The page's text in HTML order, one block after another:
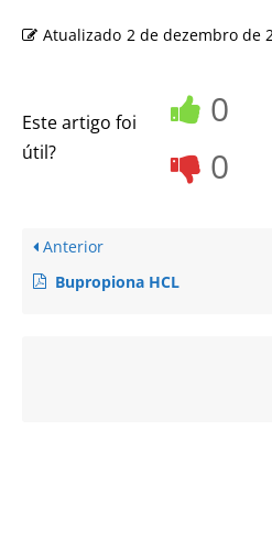
Atualizado 2 de dezembro de
Este artigo foi
útil?
0
0
Anterior
Bupropiona HCL